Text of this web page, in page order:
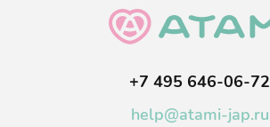
+7 495 646-06-72
help@atami-jap.ru